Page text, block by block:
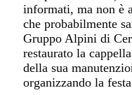
informati, ma non è
che probabilmente
Gruppo Alpini di
restaurato la
dellasua
organizzando la